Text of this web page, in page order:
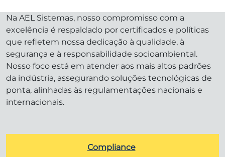
Na AEL Sistemas, nosso compromisso com a
excelência é respaldado por certificados e políticas
que refletem nossa dedicação à qualidade, à
segurança e à responsabilidade socioambiental.
Nosso foco está em atender aos mais altos padrões
da indústria, assegurando soluções tecnológicas de
ponta, alinhadas às regulamentações nacionais e
internacionais.
Compliance